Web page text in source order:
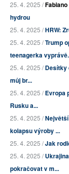
25. 4. 2025 /
hydrou
25. 4. 2025 /HRW:
25. 4. 2025 /Trump
teenagerka
25. 4. 2025 /Desítky
můj br...
25. 4. 2025 /Evropa
Rusku a...
25. 4. 2025 /
kolapsu výroby ...
25. 4. 2025 /Jak
25. 4. 2025 /
pokračovat v m...